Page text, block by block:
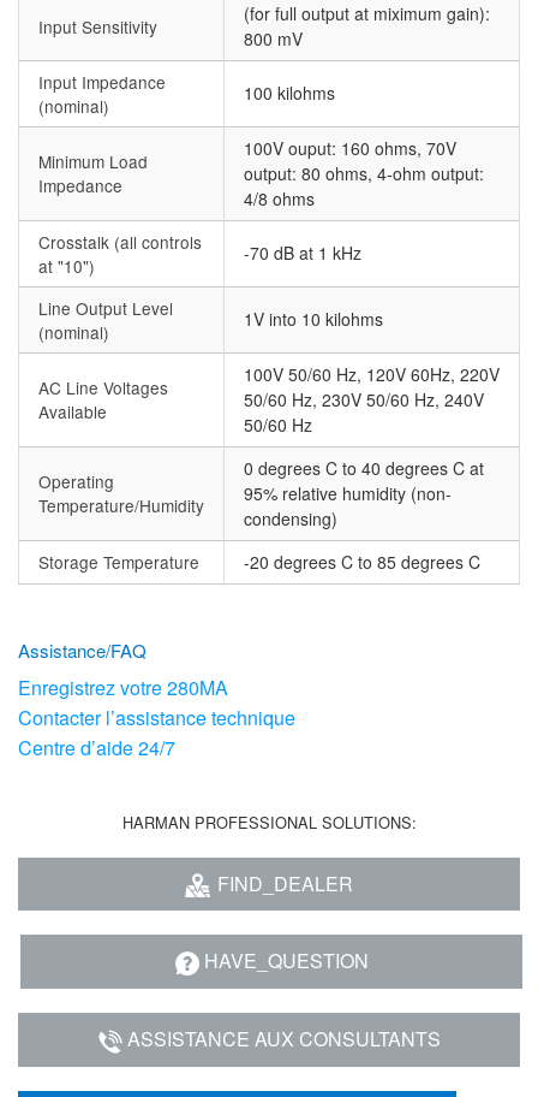
Input Sensitivity
(for full output at miximum gain):
800 mV
Input Impedance
(nominal)
100 kilohms
Minimum Load
Impedance
100V ouput: 160 ohms, 70V
output: 80 ohms, 4-ohm output:
4/8 ohms
Crosstalk (all controls
at "10")
-70 dB at 1 kHz
Line Output Level
(nominal)
1V into 10 kilohms
AC Line Voltages
Available
100V 50/60 Hz, 120V 60Hz, 220V
50/60 Hz, 230V 50/60 Hz, 240V
50/60 Hz
Operating
Temperature/Humidity
0 degrees C to 40 degrees C at
95% relative humidity (non-
condensing)
Storage Temperature
-20 degrees C to 85 degrees C
Assistance/FAQ
Enregistrez votre 280MA
Contacter l’assistance technique
Centre d’aide 24/7
HARMAN PROFESSIONAL SOLUTIONS:
FIND_DEALER
HAVE_QUESTION
ASSISTANCE AUX CONSULTANTS